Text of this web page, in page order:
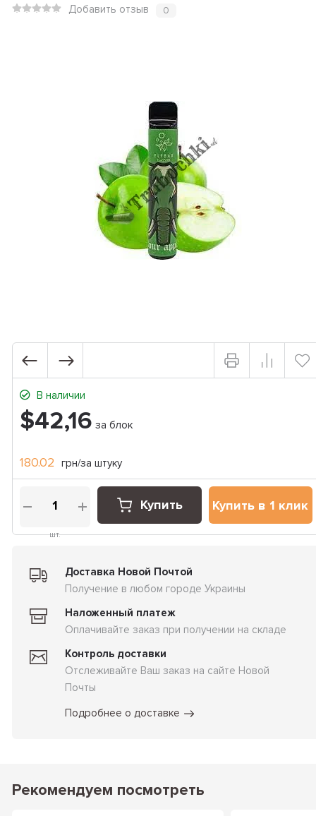
Добавить отзыв 0
В наличии
$42,16 за блок
180.02 грн/за штуку
шт.
Купить Купить в 1 клик
Доставка Новой Почтой
Получение в любом городе Украины
Наложенный платеж
Оплачивайте заказ при получении на складе
Контроль доставки
Отслеживайте Ваш заказ на сайте Новой
Почты
Подробнее о доставке
Рекомендуем посмотреть